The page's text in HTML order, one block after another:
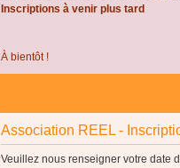
Inscriptions à venir plus tard
À bientôt !
Association REEL -
Veuillez nous renseigner votre date